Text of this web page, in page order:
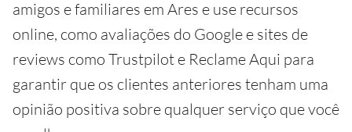
amigos e familiares em Ares e use recursos
online, como avaliações do Google e sites de
reviews como Trustpilot e Reclame Aqui para
garantir que os clientes anteriores tenham uma
opinião positiva sobre qualquer serviço que você